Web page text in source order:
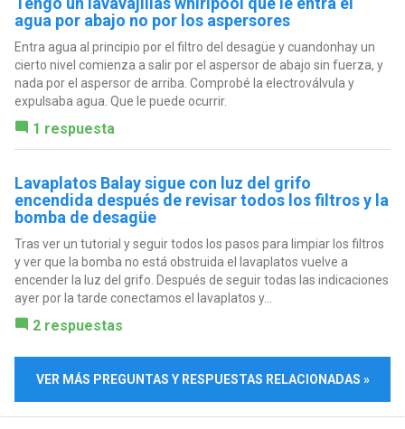
agua por abajo no por los aspersores
Entra agua al principio por el filtro del desagüe y cuandonhay un
cierto nivel comienza a salir por el aspersor de abajo sin fuerza, y
nada por el aspersor de arriba. Comprobé la electroválvula y
expulsaba agua. Que le puede ocurrir.
1 respuesta
Lavaplatos Balay sigue con luz del grifo
encendida después de revisar todos los filtros y la
bomba de desagüe
Tras ver un tutorial y seguir todos los pasos para limpiar los filtros
y ver que la bomba no está obstruida el lavaplatos vuelve a
encender la luz del grifo. Después de seguir todas las indicaciones
ayer por la tarde conectamos el lavaplatos y...
2 respuestas
VER MÁS PREGUNTAS Y RESPUESTAS RELACIONADAS »